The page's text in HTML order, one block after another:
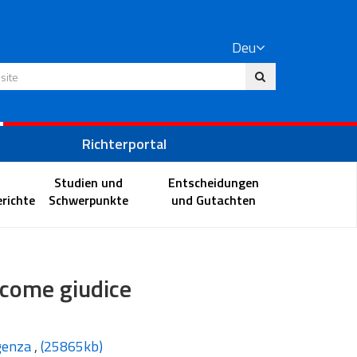
Deu
Richterportal
Studien und
Schwerpunkte
Entscheidungen
und Gutachten
giudice
,(25865kb)